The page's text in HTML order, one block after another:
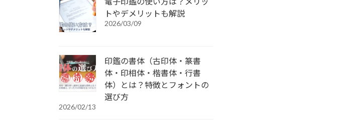
トやデメリットも解説
2026/03/09
印鑑の書体（古印体・篆書
体・印相体・楷書体・行書
体）とは？特徴とフォントの
選び方
2026/02/13